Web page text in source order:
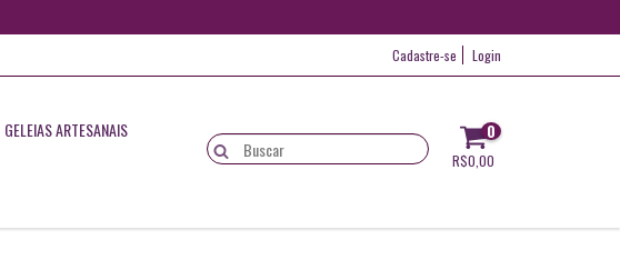
Cadastre-se Login
GELEIAS ARTESANAIS
0
R$0,00